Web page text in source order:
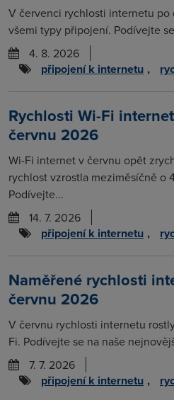
V červenci rychlosti internetu po
všemi typy připojení. Podívejte
4. 8. 2026
připojení k internetu ,
Rychlosti Wi-Fi
červnu 2026
Wi-Fi internet v červnu opět
rychlost vzrostla meziměsíčně o
Podívejte...
14. 7. 2026
připojení k internetu ,
Naměřené rychlosti
červnu 2026
V červnu rychlosti internetu
Fi. Podívejte se na naše
7. 7. 2026
připojení k internetu ,